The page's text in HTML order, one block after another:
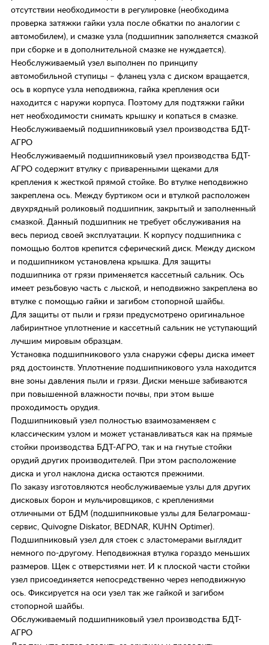
отсутствии необходимости в регулировке (необходима
проверка затяжки гайки узла после обкатки по аналогии с
автомобилем), и смазке узла (подшипник заполняется смазкой
при сборке и в дополнительной смазке не нуждается).
Необслуживаемый узел выполнен по принципу
автомобильной ступицы – фланец узла с диском вращается,
ось в корпусе узла неподвижна, гайка крепления оси
находится с наружи корпуса. Поэтому для подтяжки гайки
нет необходимости снимать крышку и копаться в смазке.
Необслуживаемый подшипниковый узел производства БДТ-
АГРО
Необслуживаемый подшипниковый узел производства БДТ-
АГРО содержит втулку с приваренными щеками для
крепления к жесткой прямой стойке. Во втулке неподвижно
закреплена ось. Между буртиком оси и втулкой расположен
двухрядный роликовый подшипник, закрытый и заполненный
смазкой. Данный подшипник не требует обслуживания на
весь период своей эксплуатации. К корпусу подшипника с
помощью болтов крепится сферический диск. Между диском
и подшипником установлена крышка. Для защиты
подшипника от грязи применяется кассетный сальник. Ось
имеет резьбовую часть с лыской, и неподвижно закреплена во
втулке с помощью гайки и загибом стопорной шайбы.
Для защиты от пыли и грязи предусмотрено оригинальное
лабиринтное уплотнение и кассетный сальник не уступающий
лучшим мировым образцам.
Установка подшипникового узла снаружи сферы диска имеет
ряд достоинств. Уплотнение подшипникового узла находится
вне зоны давления пыли и грязи. Диски меньше забиваются
при повышенной влажности почвы, при этом выше
проходимость орудия.
Подшипниковый узел полностью взаимозаменяем с
классическим узлом и может устанавливаться как на прямые
стойки производства БДТ-АГРО, так и на гнутые стойки
орудий других производителей. При этом расположение
диска и угол наклона диска остаются прежними.
По заказу изготовляются необслуживаемые узлы для других
дисковых борон и мульчировщиков, с креплениями
отличными от БДМ (подшипниковые узлы для Белагромаш-
сервис, Quivogne Diskator, BEDNAR, KUHN Optimer).
Подшипниковый узел для стоек с эластомерами выглядит
немного по-другому. Неподвижная втулка гораздо меньших
размеров. Щек с отверстиями нет. И к плоской части стойки
узел присоединяется непосредственно через неподвижную
ось. Фиксируется на оси узел так же гайкой и загибом
стопорной шайбы.
Обслуживаемый подшипниковый узел производства БДТ-
АГРО